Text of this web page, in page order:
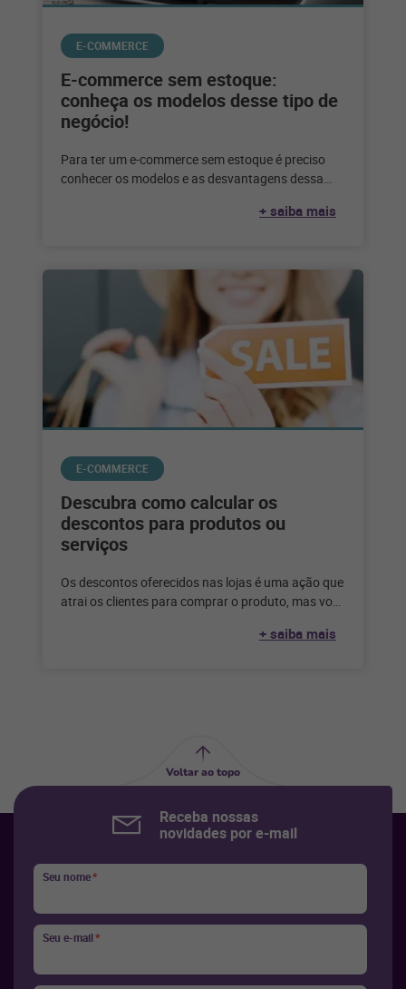
E-COMMERCE
E-commerce sem estoque:
conheça os modelos desse tipo de
negócio!
Para ter um e-commerce sem estoque é preciso
conhecer os modelos e as desvantagens dessa
+ saiba mais
E-COMMERCE
Descubra como calcular os
descontos para produtos ou
serviços
Os descontos oferecidos nas lojas é uma ação que
atrai os clientes para comprar o produto, mas você
+ saiba mais
Voltar ao topo
Receba nossas
novidades por e-mail
Seu nome*
Seu e-mail*